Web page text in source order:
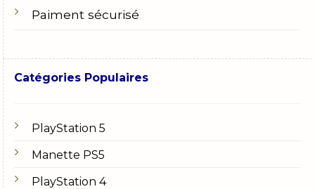
Paiment sécurisé
Catégories Populaires
PlayStation 5
Manette PS5
PlayStation 4